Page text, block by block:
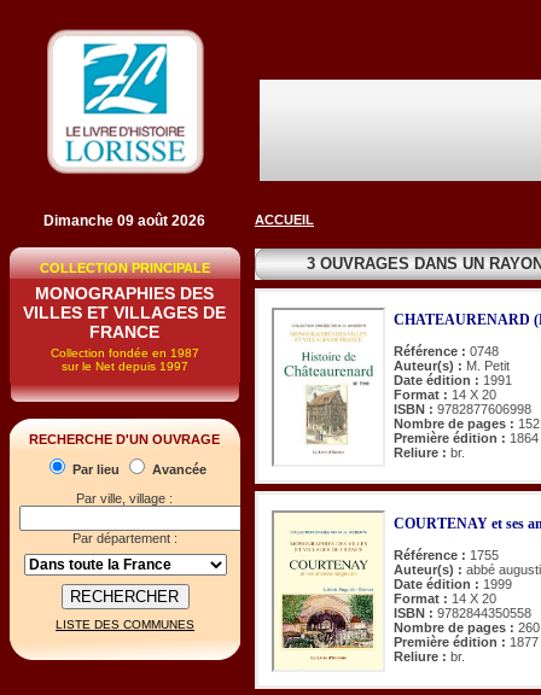
Dimanche 09 août 2026
COLLECTION PRINCIPALE
MONOGRAPHIES DES
VILLES ET VILLAGES DE
FRANCE
Collection fondée en 1987
sur le Net depuis 1997
RECHERCHE D'UN OUVRAGE
Par lieu
Avancée
Par ville, village :
Par département :
LISTE DES COMMUNES
ACCUEIL
3 OUVRAGES DANS UN
CHATEAURENARD
Référence : 0748
Auteur(s) : M. Petit
Date édition : 1991
Format : 14 X 20
ISBN : 9782877606998
Nombre de pages : 152
Première édition : 1864
Reliure : br.
COURTENAY et ses
Référence : 1755
Auteur(s) : abbé
Date édition : 1999
Format : 14 X 20
ISBN : 9782844350558
Nombre de pages : 260
Première édition : 1877
Reliure : br.